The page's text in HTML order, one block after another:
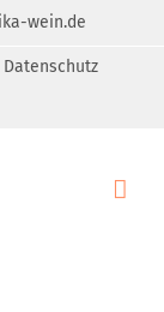
wein.de
Datenschutz